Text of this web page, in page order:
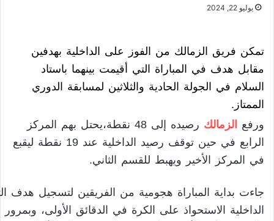
يوليو 22, 2024
تمكن فريق الزمالك من الفوز على الداخلية بهدفين
مقابل هدف في المباراة التي أقيمت بينهما باستاد
السلام في الجولة الحادية والثلاثين لمسابقة الدوري
الممتاز.
ورفع
الزمالك
رصيده إلى 48 نقطة،يحتل بهم المركز
الرابع في حين توقف رصيد الداخلية عند 19 نقطة ليقبع
في المركز الأخير ويهبط للقسم الثاني.
جاءت بداية المباراة هجومية من الفريقين لتسجيل هدف
الداخلية الاستحواذ على الكرة في الدقائق الأولى،